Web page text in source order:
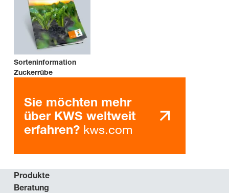
Sorteninformation
Zuckerrübe
Sie möchten mehr
über KWS weltweit
erfahren? kws.com
Produkte
Beratung